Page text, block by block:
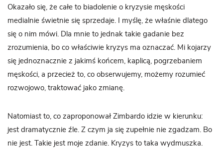
Okazało się, że całe to biadolenie o kryzysie męskości
medialnie świetnie się sprzedaje. I myślę, że właśnie dlatego
się o nim mówi. Dla mnie to jednak takie gadanie bez
zrozumienia, bo co właściwie kryzys ma oznaczać. Mi kojarzy
się jednoznacznie z jakimś końcem, kaplicą, pogrzebaniem
męskości, a przecież to, co obserwujemy, możemy rozumieć
rozwojowo, traktować jako zmianę.
Natomiast to, co zaproponował Zimbardo idzie w kierunku:
jest dramatycznie źle. Z czym ja się zupełnie nie zgadzam. Bo
nie jest. Takie jest moje zdanie. Kryzys to taka wydmuszka.